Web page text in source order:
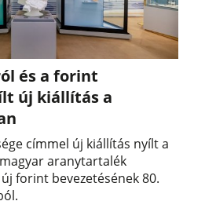
és a forint
új kiállítás a
címmel új kiállítás nyílt a
aranytartalék
forint bevezetésének 80.